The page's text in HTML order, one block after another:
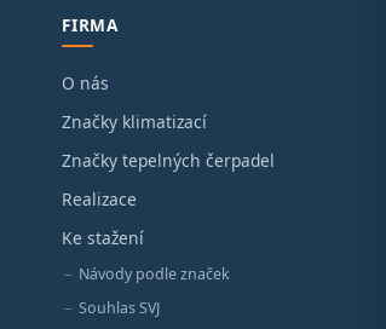
FIRMA
O nás
Značky klimatizací
Značky tepelných čerpadel
Realizace
Ke stažení
Návody podle značek
Souhlas SVJ